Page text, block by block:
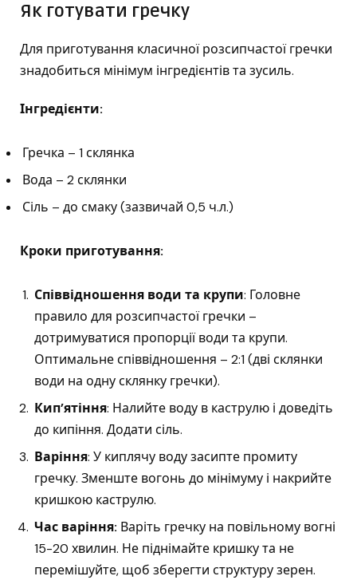
Як готувати гречку
Для приготування класичної розсипчастої гречки
знадобиться мінімум інгредієнтів та зусиль.
Інгредієнти:
Гречка – 1 склянка
Вода – 2 склянки
Сіль – до смаку (зазвичай 0,5 ч.л.)
Кроки приготування:
Співвідношення води та крупи: Головне
правило для розсипчастої гречки –
дотримуватися пропорції води та крупи.
Оптимальне співвідношення – 2:1 (дві склянки
води на одну склянку гречки).
Кип’ятіння: Налийте воду в каструлю і доведіть
до кипіння. Додати сіль.
Варіння: У киплячу воду засипте промиту
гречку. Зменште вогонь до мінімуму і накрийте
кришкою каструлю.
Час варіння: Варіть гречку на повільному вогні
15-20 хвилин. Не піднімайте кришку та не
перемішуйте, щоб зберегти структуру зерен.